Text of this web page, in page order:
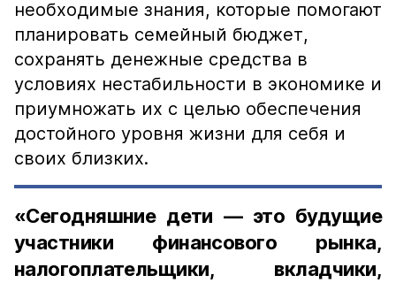
необходимые знания, которые помогают
планировать семейный бюджет,
сохранять денежные средства в
условиях нестабильности в экономике и
приумножать их с целью обеспечения
достойного уровня жизни для себя и
своих близких.
«Сегодняшние дети — это будущие
участники финансового рынка,
налогоплательщики, вкладчики,